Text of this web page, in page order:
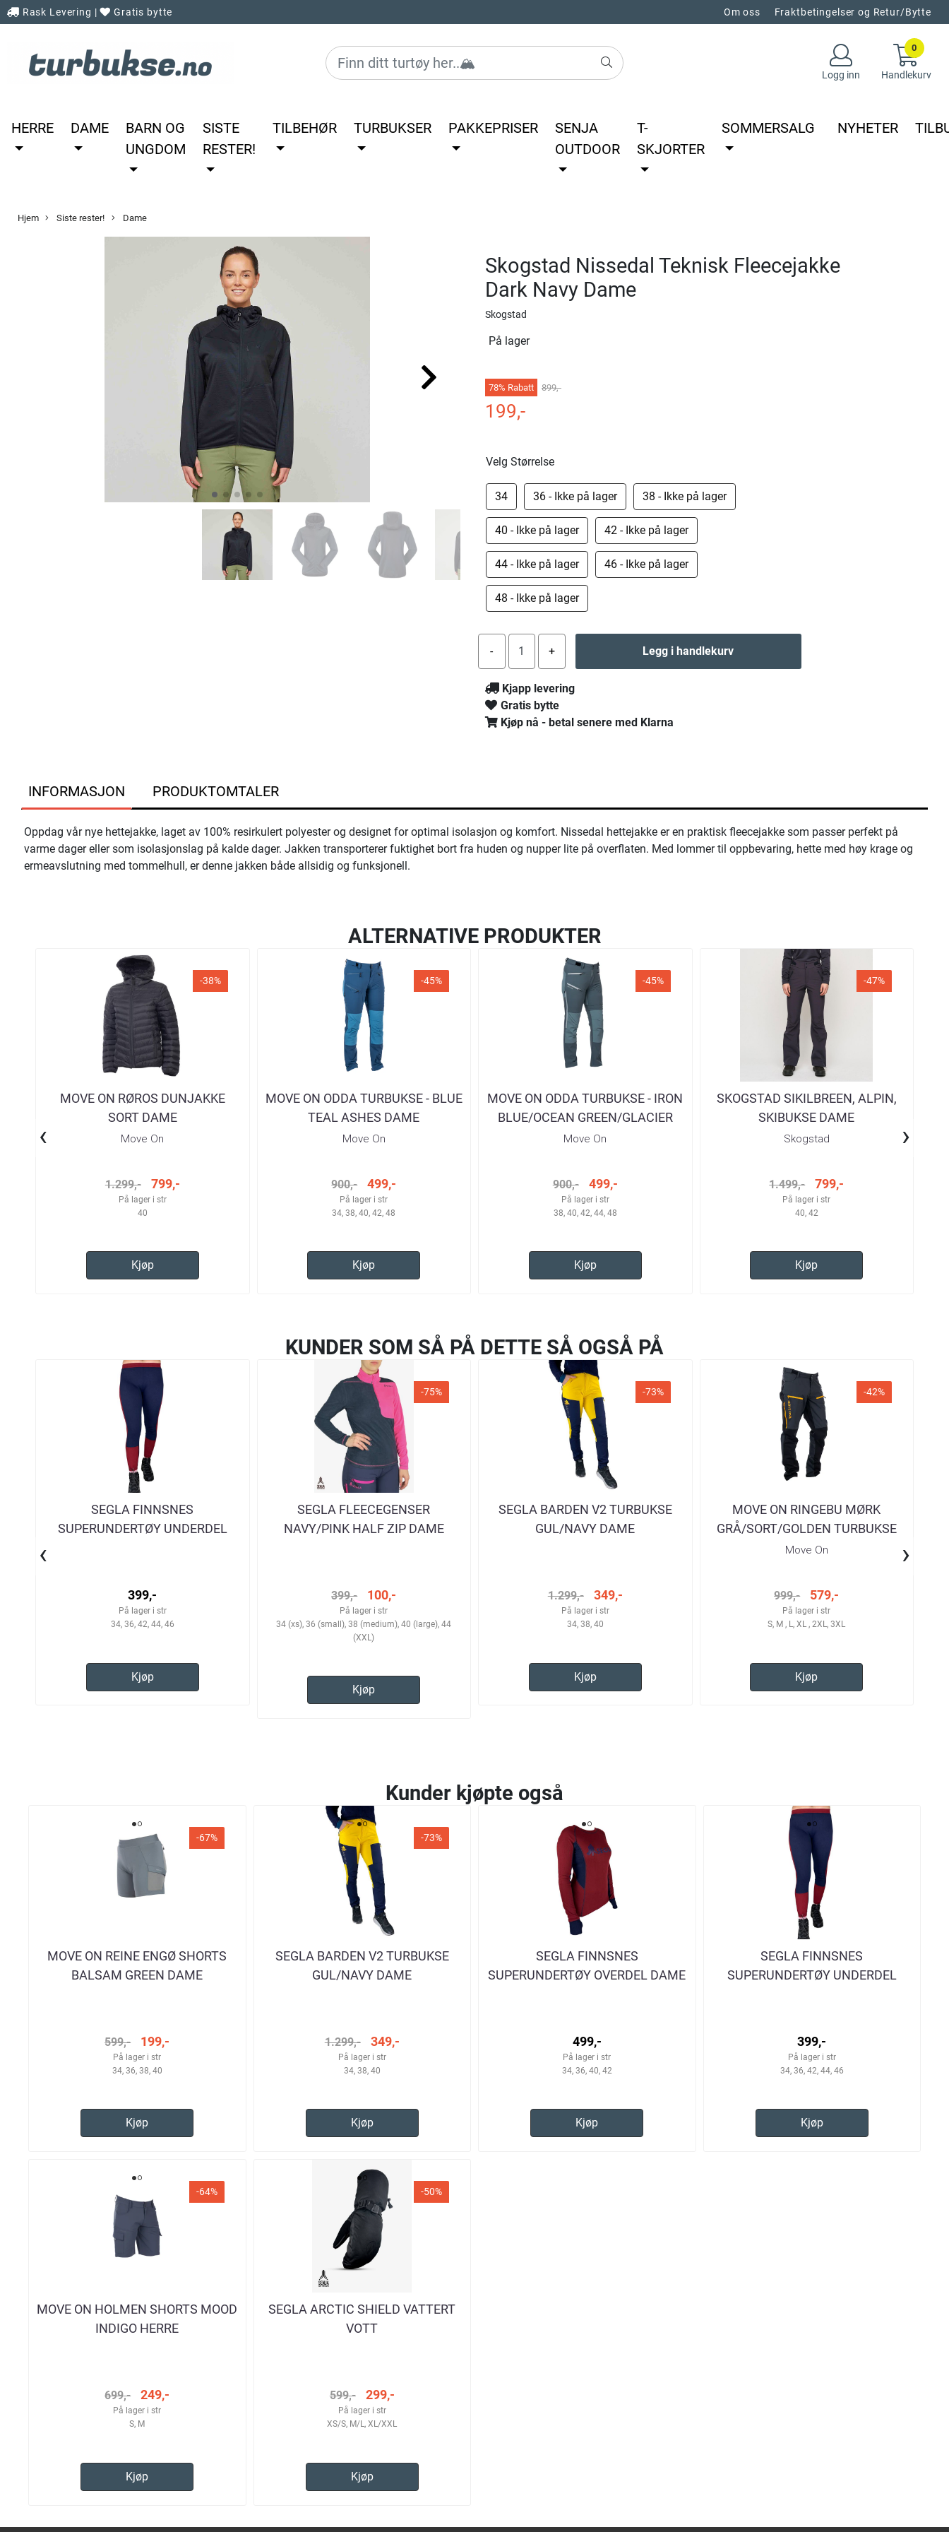
Rask Levering | Gratis bytte Om oss Fraktbetingelser og Retur/Bytte
Logg inn
0
Handlekurv
HERRE DAME
BARN OG
UNGDOM
SISTE
RESTER!
TILBEHØR TURBUKSER PAKKEPRISER
SENJA
OUTDOOR
T-
SKJORTER
SOMMERSALG NYHETER
Hjem Siste rester! Dame
Skogstad Nissedal Teknisk Fleecejakke
Dark Navy Dame
Skogstad
På lager
78% Rabatt 899,-
199,-
Velg Størrelse
34 36 - Ikke på lager 38 - Ikke på lager
40 - Ikke på lager 42 - Ikke på lager
44 - Ikke på lager 46 - Ikke på lager
48 - Ikke på lager
Legg i handlekurv
Kjapp levering
Gratis bytte
Kjøp nå - betal senere med Klarna
INFORMASJON PRODUKTOMTALER
Oppdag vår nye hettejakke, laget av 100% resirkulert polyester og designet for optimal isolasjon og komfort. Nissedal hettejakke er en praktisk fleecejakke som passer perfekt på
varme dager eller som isolasjonslag på kalde dager. Jakken transporterer fuktighet bort fra huden og nupper lite på overflaten. Med lommer til oppbevaring, hette med høy krage og
ermeavslutning med tommelhull, er denne jakken både allsidig og funksjonell.
ALTERNATIVE PRODUKTER
-38%
MOVE ON RØROS DUNJAKKE
SORT DAME
Move On
1.299,- 799,-
På lager i str
40
Kjøp
-45%
MOVE ON ODDA TURBUKSE - BLUE
TEAL ASHES DAME
Move On
900,- 499,-
På lager i str
34, 38, 40, 42, 48
Kjøp
-45%
MOVE ON ODDA TURBUKSE - IRON
BLUE/OCEAN GREEN/GLACIER
DAME
Move On
900,- 499,-
På lager i str
38, 40, 42, 44, 48
Kjøp
-47%
SKOGSTAD SIKILBREEN, ALPIN,
SKIBUKSE DAME
Skogstad
1.499,- 799,-
På lager i str
40, 42
Kjøp
‹ ›
KUNDER SOM SÅ PÅ DETTE SÅ OGSÅ PÅ
SEGLA FINNSNES
SUPERUNDERTØY UNDERDEL
399,-
På lager i str
34, 36, 42, 44, 46
Kjøp
-75%
SEGLA FLEECEGENSER
NAVY/PINK HALF ZIP DAME
399,- 100,-
På lager i str
34 (xs), 36 (small), 38 (medium), 40 (large), 44
(XXL)
Kjøp
-73%
SEGLA BARDEN V2 TURBUKSE
GUL/NAVY DAME
1.299,- 349,-
På lager i str
34, 38, 40
Kjøp
-42%
MOVE ON RINGEBU MØRK
GRÅ/SORT/GOLDEN TURBUKSE
HERRE
Move On
999,- 579,-
På lager i str
S, M , L, XL , 2XL, 3XL
Kjøp
‹ ›
Kunder kjøpte også
-67%
MOVE ON REINE ENGØ SHORTS
BALSAM GREEN DAME
599,- 199,-
På lager i str
34, 36, 38, 40
Kjøp
-73%
SEGLA BARDEN V2 TURBUKSE
GUL/NAVY DAME
1.299,- 349,-
På lager i str
34, 38, 40
Kjøp
SEGLA FINNSNES
SUPERUNDERTØY OVERDEL DAME
499,-
På lager i str
34, 36, 40, 42
Kjøp
SEGLA FINNSNES
SUPERUNDERTØY UNDERDEL
399,-
På lager i str
34, 36, 42, 44, 46
Kjøp
-64%
MOVE ON HOLMEN SHORTS MOOD
INDIGO HERRE
699,- 249,-
På lager i str
S, M
Kjøp
-50%
SEGLA ARCTIC SHIELD VATTERT
VOTT
599,- 299,-
På lager i str
XS/S, M/L, XL/XXL
Kjøp